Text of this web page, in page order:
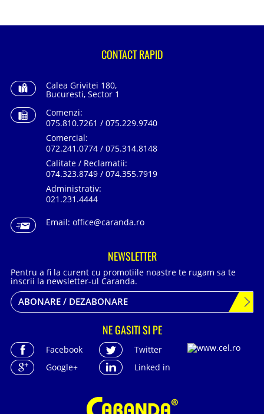
CONTACT RAPID
Calea Grivitei 180,
Bucuresti, Sector 1
Comenzi:
075.810.7261 / 075.229.9740
Comercial:
072.241.0774 / 075.314.8148
Calitate / Reclamatii:
074.323.8749 / 074.355.7919
Administrativ:
021.231.4444
Email: office@caranda.ro
NEWSLETTER
Pentru a fi la curent cu promotiile noastre te rugam sa te
inscrii la newsletter-ul Caranda.
ABONARE / DEZABONARE
NE GASITI SI PE
Facebook
Twitter
Google+
Linked in